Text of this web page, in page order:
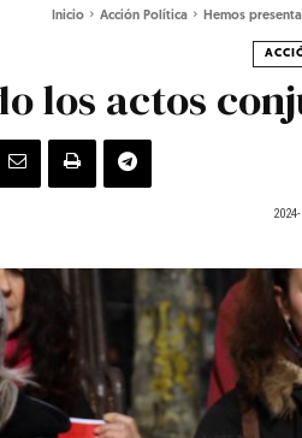
Inicio Acción Política Hemos
los actos